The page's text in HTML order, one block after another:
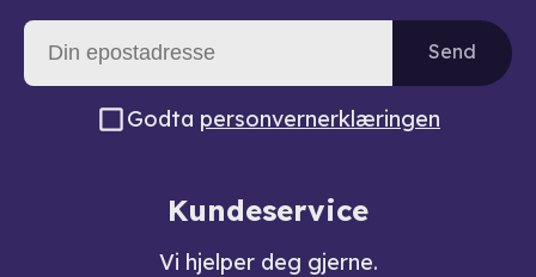
Send
Godta personvernerklæringen
Kundeservice
Vi hjelper deg gjerne.